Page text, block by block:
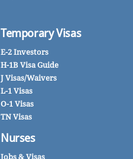
Temporary Visas
E-2 Investors
H-1B Visa Guide
J Visas/Waivers
L-1 Visas
O-1 Visas
TN Visas
Nurses
Jobs & Visas